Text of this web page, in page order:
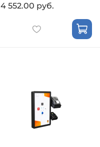
4 552.00 руб.